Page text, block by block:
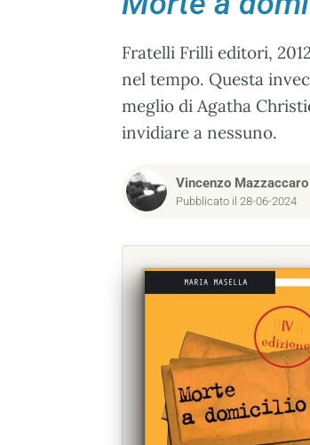
Fratelli Frilli editori,
nel tempo. Questa
meglio di Agatha
invidiare a nessuno.
Vincenzo Mazzaccaro
Pubblicato il 28-06-2024